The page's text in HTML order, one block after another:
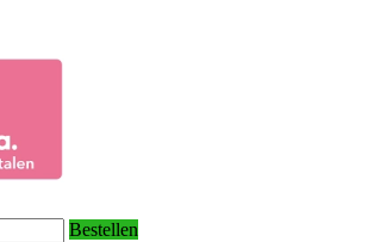
Bestellen